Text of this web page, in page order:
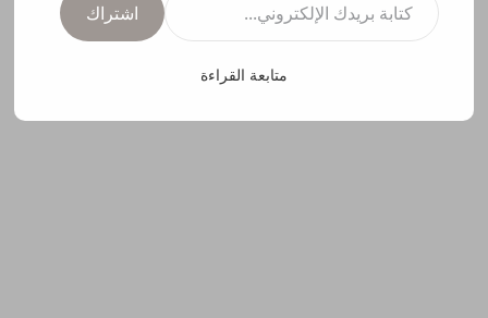
اشتراك
متابعة القراءة